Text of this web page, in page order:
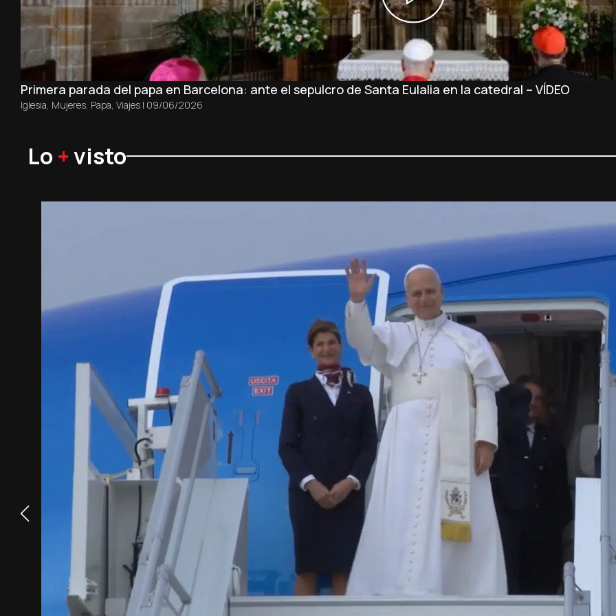
Primera parada del papa en Barcelona: ante el sepulcro de Santa Eulalia en la catedral – VÍDEO
Iglesia Mujeres Papa Viajes | 09/06/2026
Lo +visto